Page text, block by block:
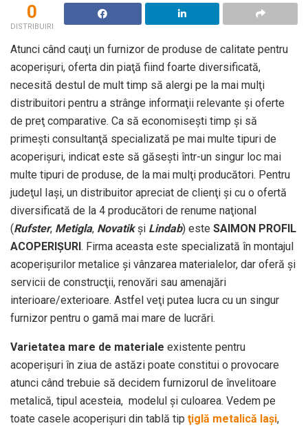
0
DISTRIBUIRI
Atunci când cauţi un furnizor de produse de calitate pentru
acoperişuri, oferta din piaţă fiind foarte diversificată,
necesită destul de mult timp să alergi pe la mai mulţi
distribuitori pentru a strânge informaţii relevante şi oferte
de preţ comparative. Ca să economiseşti timp şi să
primeşti consultanţă specializată pe mai multe tipuri de
acoperişuri, indicat este să găseşti într-un singur loc mai
multe tipuri de produse, de la mai mulţi producători. Pentru
judeţul Iaşi, un distribuitor apreciat de clienţi şi cu o ofertă
diversificată de la 4 producători de renume naţional
(Rufster, Metigla, Novatikşi Lindab) este SAIMON PROFIL
ACOPERIŞURI. Firma aceasta este specializată în montajul
acoperişurilor metalice şi vânzarea materialelor, dar oferă şi
servicii de construcţii, renovări sau amenajări
interioare/exterioare. Astfel veţi putea lucra cu un singur
furnizor pentru o gamă mai mare de lucrări.
Varietatea mare de materiale existente pentru
acoperişuri în ziua de astăzi poate constitui o provocare
atunci când trebuie să decidem furnizorul de învelitoare
metalică, tipul acesteia, modelul şi culoarea. Vedem pe
toate casele acoperişuri din tablă tip ţiglă metalică Iaşi,